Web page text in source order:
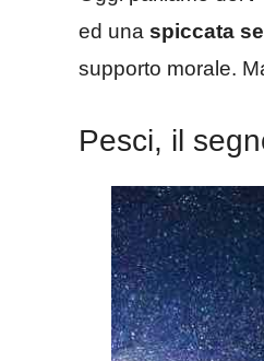
ed una spiccata
supporto morale.
Pesci, il